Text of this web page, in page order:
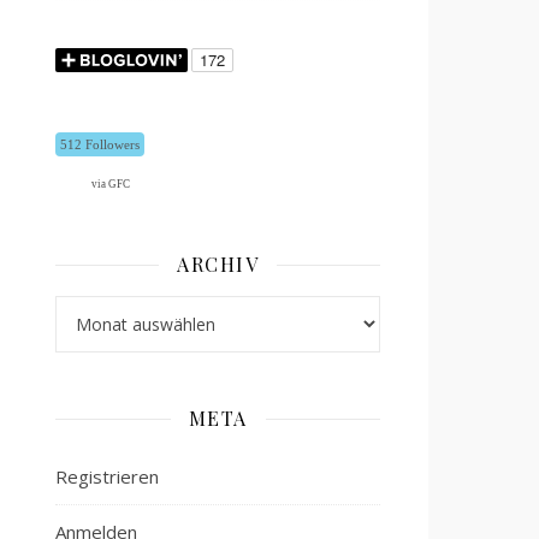
512 Followers
via GFC
ARCHIV
META
Registrieren
Anmelden